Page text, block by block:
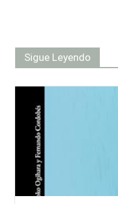
Sigue Leyendo